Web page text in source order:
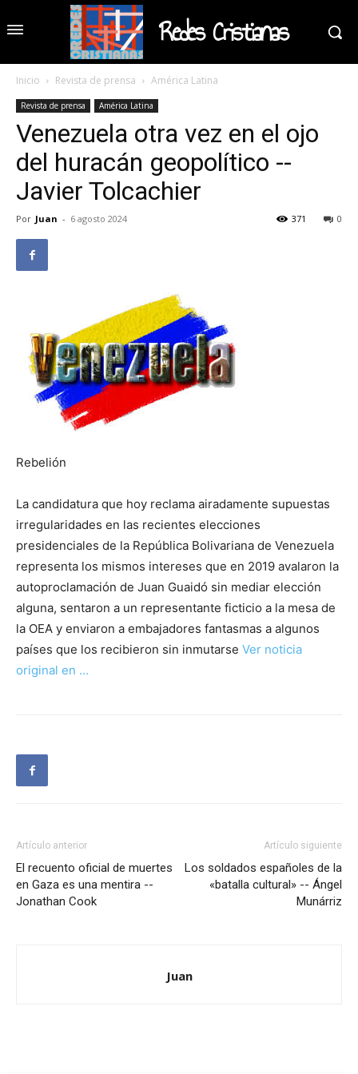
Redes Cristianas
Inicio Revista de prensa América Latina
Revista de prensa América Latina
Venezuela otra vez en el ojo
del huracán geopolítico --
Javier Tolcachier
Por Juan - 6 agosto 2024 0
371
Rebelión
La candidatura que hoy reclama airadamente supuestas
irregularidades en las recientes elecciones
presidenciales de la República Bolivariana de Venezuela
representa los mismos intereses que en 2019 avalaron la
autoproclamación de Juan Guaidó sin mediar elección
alguna, sentaron a un representante ficticio a la mesa de
la OEA y enviaron a embajadores fantasmas a algunos
países que los recibieron sin inmutarse Ver noticia
original en …
Artículo anterior
El recuento oficial de muertes
en Gaza es una mentira --
Jonathan Cook
Artículo siguiente
Los soldados españoles de la
«batalla cultural» -- Ángel
Munárriz
Juan